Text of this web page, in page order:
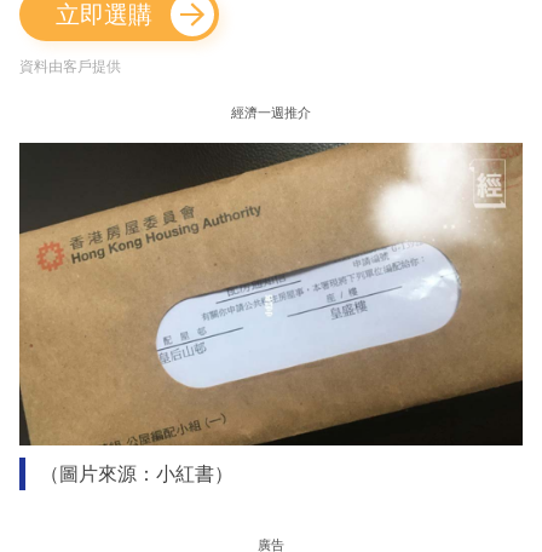
立即選購
資料由客戶提供
經濟一週推介
（圖片來源：小紅書）
廣告